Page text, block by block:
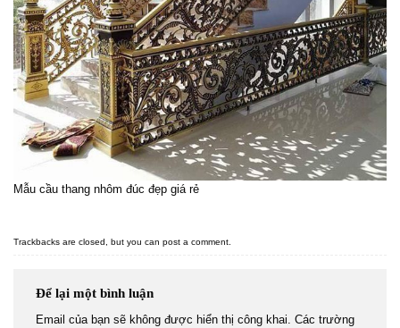
Mẫu cầu thang nhôm đúc đẹp giá rẻ
Trackbacks are closed, but you can post a comment.
Để lại một bình luận
Email của bạn sẽ không được hiển thị công khai. Các trường